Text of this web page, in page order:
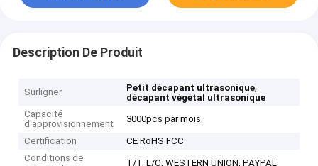
Description De Produit
Surligner Petit décapant ultrasonique,
décapant végétal ultrasonique
Capacité
d'approvisionnement
3000pcs par mois
Certification
CE RoHS FCC
Conditions de
T/T, L/C, WESTERN UNION, PAYPAL